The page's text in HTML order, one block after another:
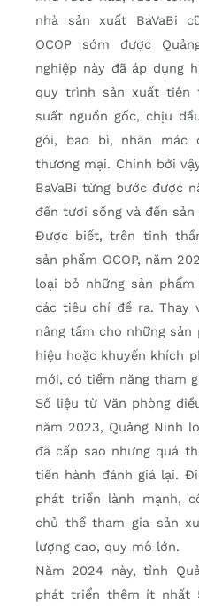
nhà sản xuất BaVaBi
OCOP sớm được
nghiệp này đã áp dụng
quy trình sản xuất tiên
suất nguồn gốc, chịu
gói, bao bì, nhãn mác
thương mại. Chính bởi
BaVaBi từng bước được
đến tươi sống và đến
Được biết, trên tinh
sản phẩm OCOP, năm
loại bỏ những sản phẩm
các tiêu chí đề ra. Thay
nâng tầm cho những sản
hiệu hoặc khuyến khích
mới, có tiềm năng tham
Số liệu từ Văn phòng
năm 2023, Quảng Ninh
đã cấp sao nhưng quá
tiến hành đánh giá lại.
phát triển lành mạnh,
chủ thể tham gia sản
lượng cao, quy mô lớn.
Năm 2024 này, tỉnh
phát triển thêm ít nhất